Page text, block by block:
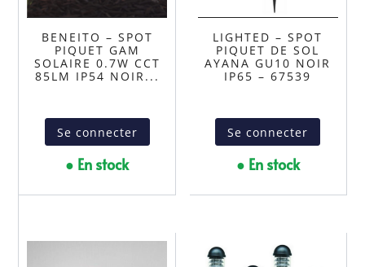
BENEITO – SPOT
PIQUET GAM
SOLAIRE 0.7W CCT
85LM IP54 NOIR...
Se connecter
● En stock
LIGHTED – SPOT
PIQUET DE SOL
AYANA GU10 NOIR
IP65 – 67539
Se connecter
● En stock